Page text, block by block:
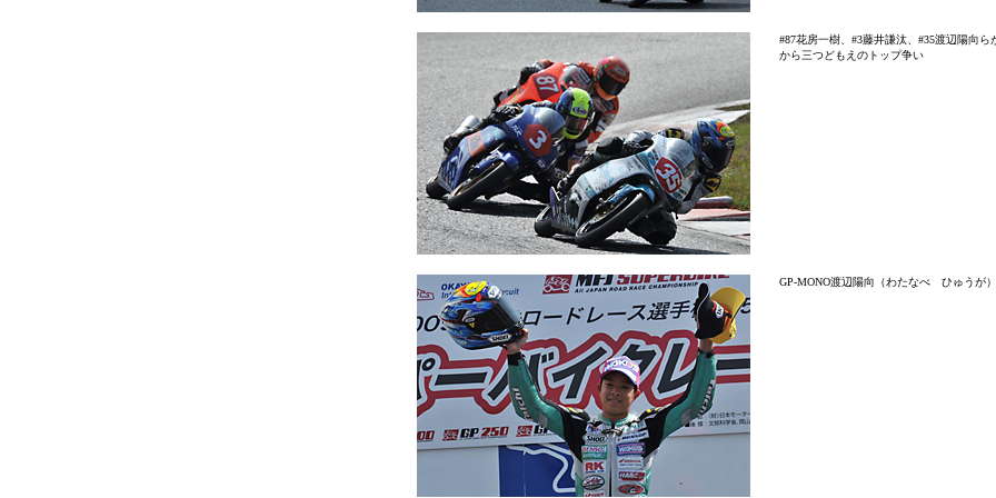
#87花房一樹、#3藤井謙汰、#35渡辺陽向ら
から三つどもえのトップ争い
GP-MONO渡辺陽向（わたなべ ひゅうが